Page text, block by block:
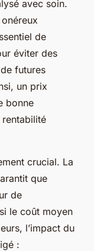
avec soin.
de
éviter des
futures
un prix
bonne
crucial. La
que
de
le coût moyen
l’impact du
: